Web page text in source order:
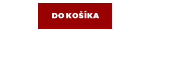
DO KOŠÍKA